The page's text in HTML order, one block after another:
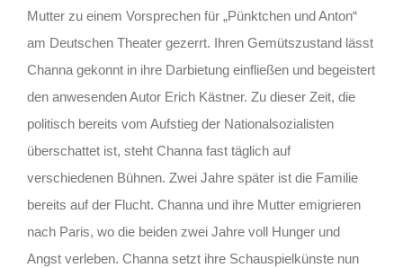
Mutter zu einem Vorsprechen für „Pünktchen und Anton“
am Deutschen Theater gezerrt. Ihren Gemütszustand lässt
Channa gekonnt in ihre Darbietung einfließen und begeistert
den anwesenden Autor Erich Kästner. Zu dieser Zeit, die
politisch bereits vom Aufstieg der Nationalsozialisten
überschattet ist, steht Channa fast täglich auf
verschiedenen Bühnen. Zwei Jahre später ist die Familie
bereits auf der Flucht. Channa und ihre Mutter emigrieren
nach Paris, wo die beiden zwei Jahre voll Hunger und
Angst verleben. Channa setzt ihre Schauspielkünste nun